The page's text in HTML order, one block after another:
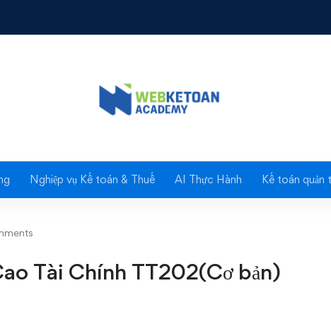
Nghiệp vụ Kế toán & Thuế AI Thực Hành Kế toán quản
Chính TT202(Cơ bản)
Tài Chính TT202(Cơ bản)